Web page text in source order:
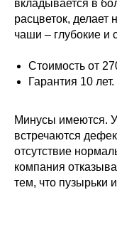
вкладывается в
расцветок,
чаши – глубокие и
Стоимость от
Гарантия 10 лет.
Минусы имеются.
встречаются
отсутствие
компания
тем, что пузырьки